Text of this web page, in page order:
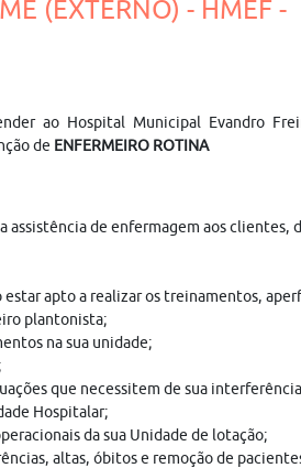
(EXTERNO) - HMEF -
ao Hospital Municipal Evandro
de ENFERMEIRO ROTINA
de enfermagem aos
apto a realizar os treinamentos,
plantonista;
na sua unidade;
que necessitem de sua
Hospitalar;
da sua Unidade de lotação;
altas, óbitos e remoção de